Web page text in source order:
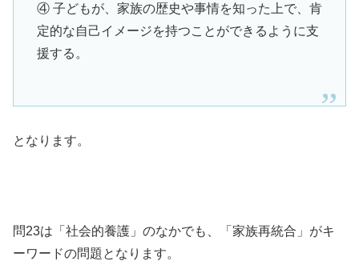
④ 子どもが、家族の歴史や事情を知った上で、肯
定的な自己イメージを持つことができるように支
援する。
となります。
問23は「社会的養護」のなかでも、「家族再統合」がキ
ーワードの問題となります。